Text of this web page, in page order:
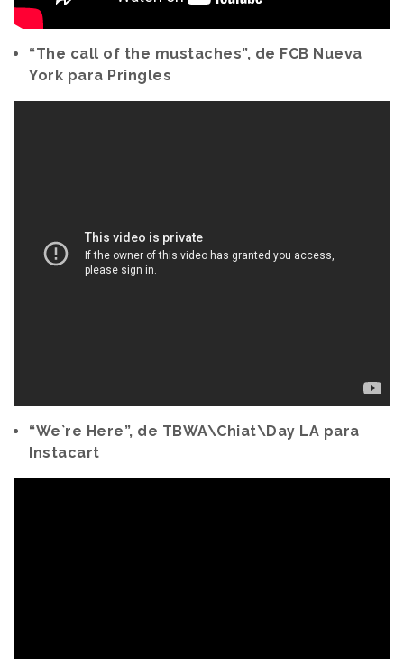
“The call of the mustaches”, de FCB Nueva
York para Pringles
“We`re Here”, de TBWA\Chiat\Day LA para
Instacart